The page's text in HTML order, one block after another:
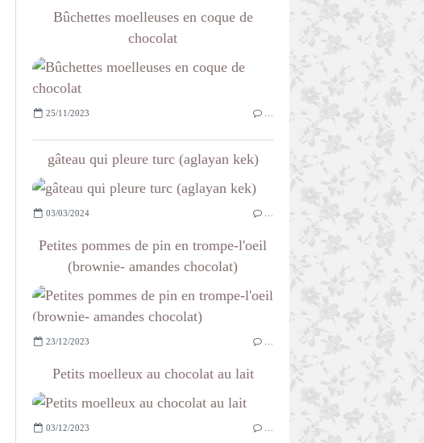
Bûchettes moelleuses en coque de
chocolat
25/11/2023
gâteau qui pleure turc (aglayan kek)
03/03/2024
Petites pommes de pin en trompe-l'oeil
(brownie- amandes chocolat)
23/12/2023
Petits moelleux au chocolat au lait
03/12/2023